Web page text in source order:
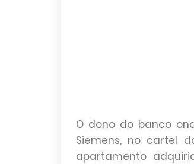
O dono do banco
Siemens, no cartel
apartamento